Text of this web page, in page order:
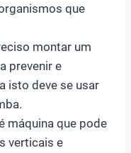
que
montar um
prevenir e
isto deve se usar
máquina que pode
verticais e